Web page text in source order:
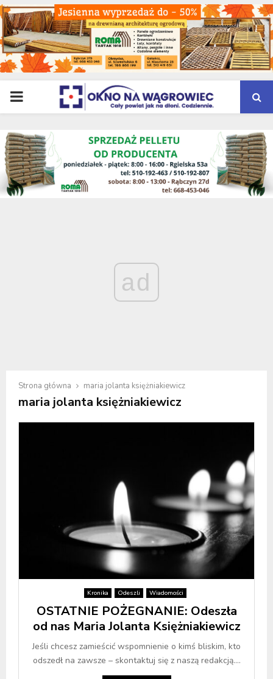
PRIMARY
MENU
ad
Strona główna maria jolanta księżniakiewicz
maria jolanta księżniakiewicz
Kronika Odeszli Wiadomości
OSTATNIE POŻEGNANIE: Odeszła
od nas Maria Jolanta Księżniakiewicz
Jeśli chcesz zamieścić wspomnienie o kimś bliskim, kto
odszedł na zawsze – skontaktuj się z naszą redakcją....